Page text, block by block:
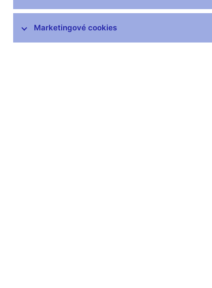
ČNBpodcast
Fotogalerie
Marketingové cookies